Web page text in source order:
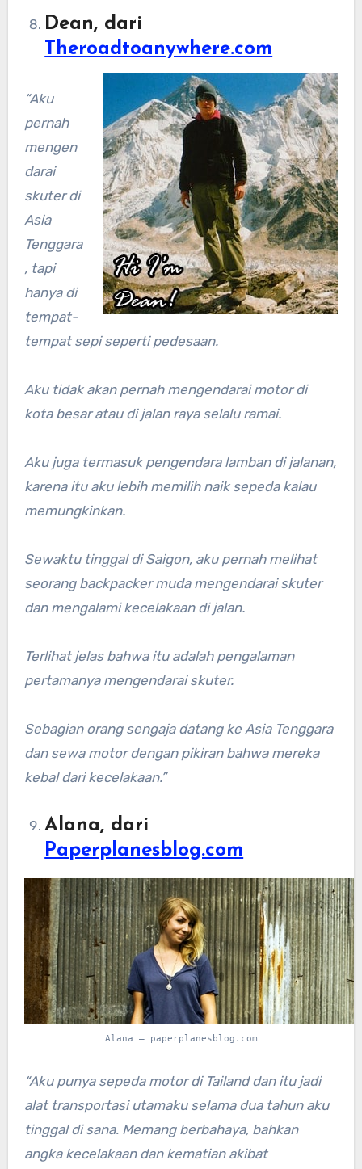
Dean, dari
Theroadtoanywhere.com
“Aku
pernah
mengen
darai
skuter di
Asia
Tenggara
, tapi
hanya di
tempat-
tempat sepi seperti pedesaan.
Aku tidak akan pernah mengendarai motor di
kota besar atau di jalan raya selalu ramai.
Aku juga termasuk pengendara lamban di jalanan,
karena itu aku lebih memilih naik sepeda kalau
memungkinkan.
Sewaktu tinggal di Saigon, aku pernah melihat
seorang backpacker muda mengendarai skuter
dan mengalami kecelakaan di jalan.
Terlihat jelas bahwa itu adalah pengalaman
pertamanya mengendarai skuter.
Sebagian orang sengaja datang ke Asia Tenggara
dan sewa motor dengan pikiran bahwa mereka
kebal dari kecelakaan.”
Alana, dari
Paperplanesblog.com
Alana – paperplanesblog.com
“Aku punya sepeda motor di Tailand dan itu jadi
alat transportasi utamaku selama dua tahun aku
tinggal di sana. Memang berbahaya, bahkan
angka kecelakaan dan kematian akibat